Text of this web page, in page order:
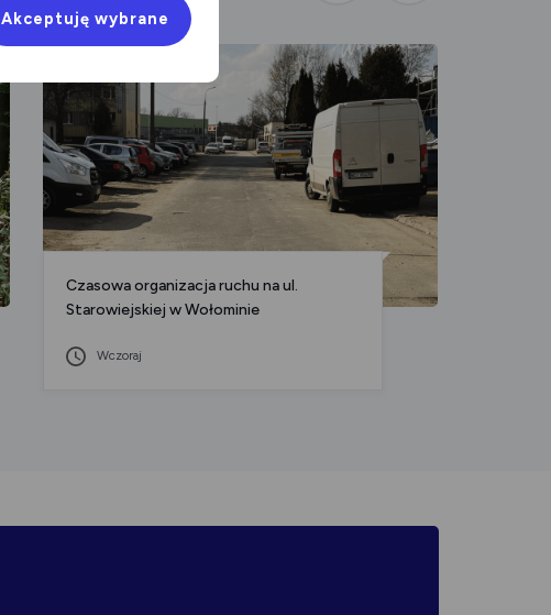
Czasowa organizacja ruchu na ul.
Starowiejskiej w Wołominie
Wczoraj
Akceptuję wybrane